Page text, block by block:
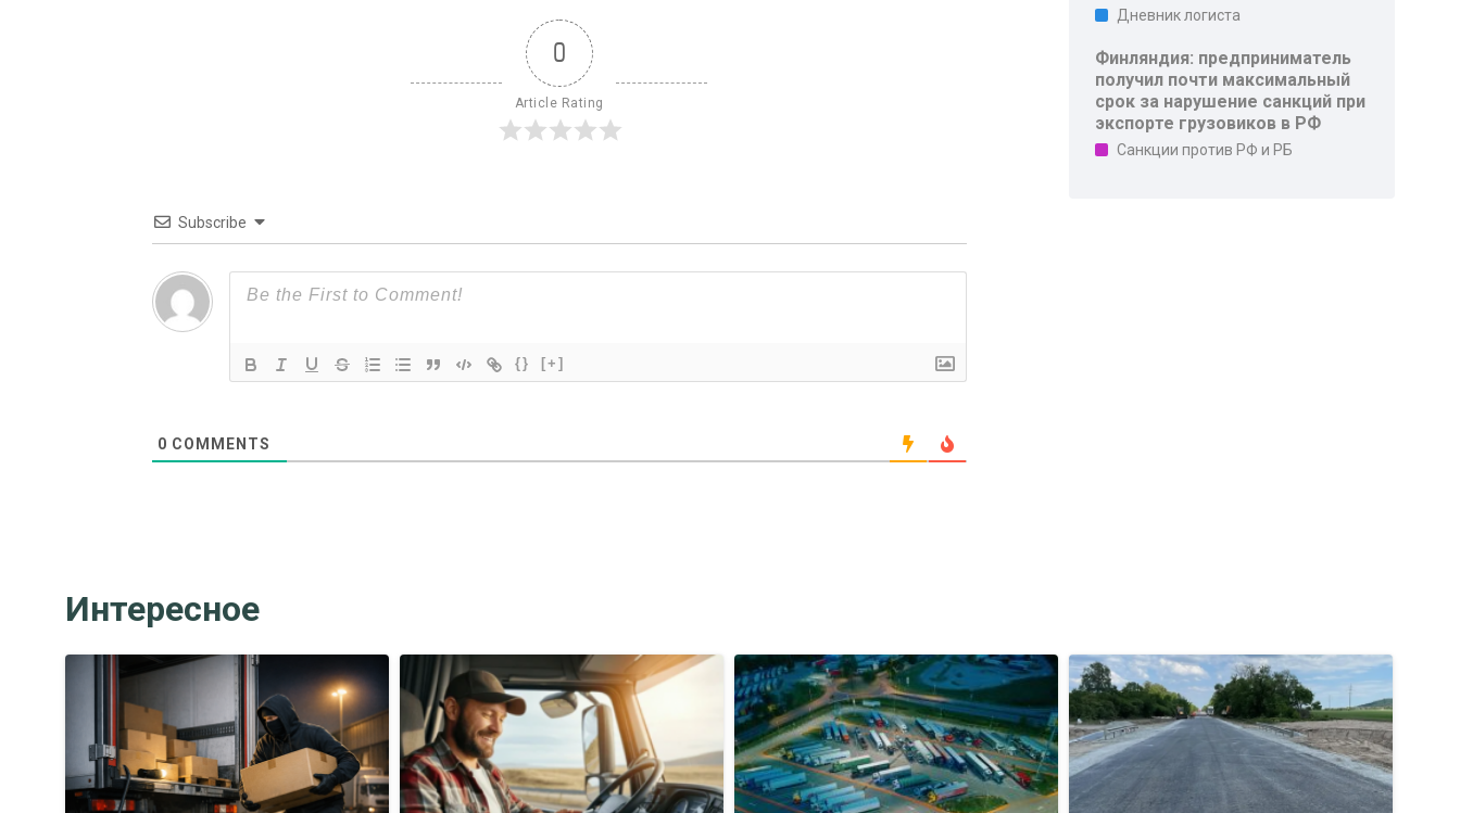
0
Article Rating
Subscribe
{} [+]
0 COMMENTS
Дневник логиста
Финляндия: предприниматель
получил почти максимальный
срок за нарушение санкций при
экспорте грузовиков в РФ
Санкции против РФ и РБ
Интересное